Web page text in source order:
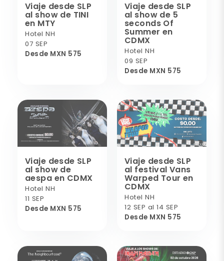
Viaje desde SLP
al show de TINI
en MTY
Hotel NH
07 SEP
Desde MXN 575
Viaje desde SLP
al show de 5
seconds Of
Summer en
CDMX
Hotel NH
09 SEP
Desde MXN 575
Viaje desde SLP
al show de
aespa en CDMX
Hotel NH
11 SEP
Desde MXN 575
Viaje desde SLP
al festival Vans
Warped Tour en
CDMX
Hotel NH
12 SEP al 14 SEP
Desde MXN 575